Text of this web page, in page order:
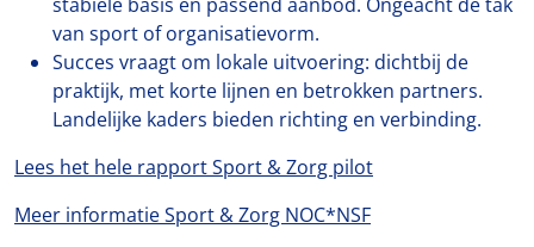
van sport of organisatievorm.
Succes vraagt om lokale uitvoering: dichtbij de
praktijk, met korte lijnen en betrokken partners.
Landelijke kaders bieden richting en verbinding.
Lees het hele rapport Sport & Zorg pilot
Meer informatie Sport & Zorg NOC*NSF